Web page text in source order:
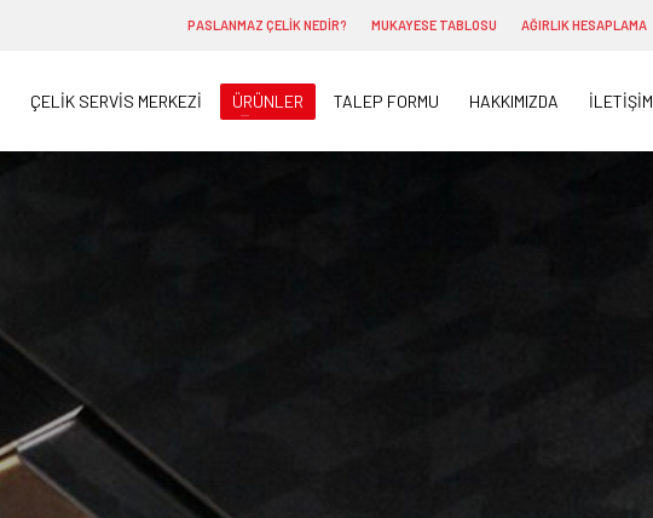
PASLANMAZ ÇELİK NEDİR? MUKAYESE TABLOSU AĞIRLIK HESAPLAMA
ÇELİK SERVİS MERKEZİ ÜRÜNLER TALEP FORMU HAKKIMIZDA İLETİŞİM